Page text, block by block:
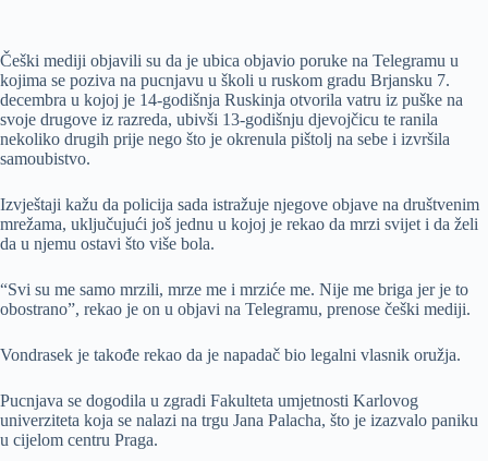
Češki mediji objavili su da je ubica objavio poruke na Telegramu u
kojima se poziva na pucnjavu u školi u ruskom gradu Brjansku 7.
decembra u kojoj je 14-godišnja Ruskinja otvorila vatru iz puške na
svoje drugove iz razreda, ubivši 13-godišnju djevojčicu te ranila
nekoliko drugih prije nego što je okrenula pištolj na sebe i izvršila
samoubistvo.
Izvještaji kažu da policija sada istražuje njegove objave na društvenim
mrežama, uključujući još jednu u kojoj je rekao da mrzi svijet i da želi
da u njemu ostavi što više bola.
“Svi su me samo mrzili, mrze me i mrziće me. Nije me briga jer je to
obostrano”, rekao je on u objavi na Telegramu, prenose češki mediji.
Vondrasek je takođe rekao da je napadač bio legalni vlasnik oružja.
Pucnjava se dogodila u zgradi Fakulteta umjetnosti Karlovog
univerziteta koja se nalazi na trgu Jana Palacha, što je izazvalo paniku
u cijelom centru Praga.